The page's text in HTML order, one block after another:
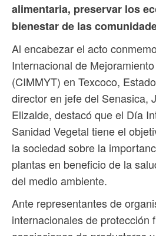
alimentaria, preservar los
bienestar de las
Al encabezar el acto
Internacional de
(CIMMYT) en Texcoco,
director en jefe del Senasica,
Elizalde, destacó que el Día
Sanidad Vegetal tiene el
la sociedad sobre la
plantas en beneficio de la
del medio ambiente.
Ante representantes de
internacionales de protección